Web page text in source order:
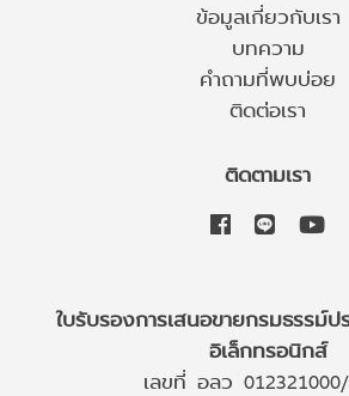
ข้อมูลเกี่ยวกับเรา
บทความ
คำถามที่พบบ่อย
ติดต่อเรา
ติดตามเรา
ใบรับรองการเสนอขายกรมธรรม์ป
อิเล็กทรอนิกส์
เลขที่ อลว